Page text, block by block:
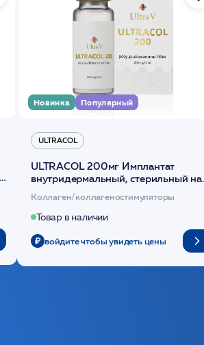
Новинка Популярный
ULTRACOL
ULTRACOL 200мг Имплантат
внутридермальный, стерильный на
основе полидиоксанона /ULTRACOL
Коллаген/коллагеностимуляторы
Товар в наличии
войдите чтобы увидеть цены